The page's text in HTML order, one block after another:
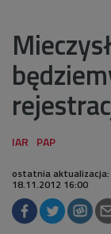
ostatnia aktualizacja:
18.11.2012 16:00